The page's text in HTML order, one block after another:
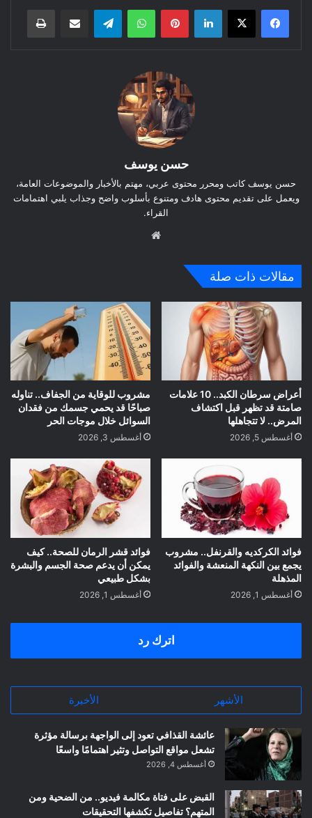
لينكدإن بينتيريست واتساب
حسن يوسف
حسن يوسف كاتب ومحرر محتوى عربي، مهتم بالأخبار والموضوعات العامة،
ويعمل على تقديم محتوى هادف ومتنوع بأسلوب واضح وجذاب يلبي اهتمامات
القراء.
مقالات ذات صلة
أعراض سرطان الكبد.. 10 علامات
صامتة قد تظهر قبل اكتشاف
المرض.. لا تتجاهلها
أغسطس 5, 2026
مشروب للوقاية من الجفاف.. تناوله
صباحًا قد يحمي جسمك من فقدان
السوائل خلال موجات الحر
أغسطس 3, 2026
فوائد الكركديه والقرنفل.. مشروب
يجمع بين النكهة المنعشة والفوائد
المذهلة
أغسطس 1, 2026
فوائد قشر الرمان للصحة.. كيف
يمكن أن يدعم صحة الجسم والبشرة
بشكل طبيعي
أغسطس 1, 2026
اترك رد
الأشهر الأخيرة
عائشة القذافي تعود إلى الواجهة برسالة مؤثرة
تشعل مواقع التواصل وتثير اهتمامًا واسعًا
أغسطس 4, 2026
القبض على فتاة مكالمة فيديو.. من الضحية ومن
المتهم؟ تفاصيل تكشفها التحقيقات